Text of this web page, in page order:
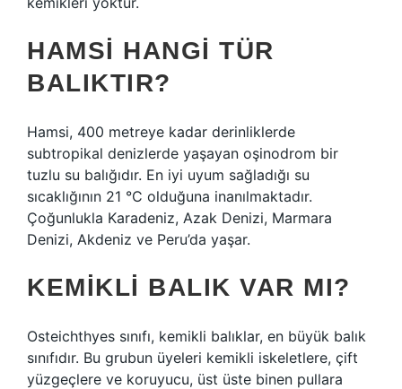
HAMSI HANGI TÜR
BALIKTIR?
Hamsi, 400 metreye kadar derinliklerde
subtropikal denizlerde yaşayan oşinodrom bir
tuzlu su balığıdır. En iyi uyum sağladığı su
sıcaklığının 21 °C olduğuna inanılmaktadır.
Çoğunlukla Karadeniz, Azak Denizi, Marmara
Denizi, Akdeniz ve Peru’da yaşar.
KEMIKLI BALIK VAR MI?
Osteichthyes sınıfı, kemikli balıklar, en büyük balık
sınıfıdır. Bu grubun üyeleri kemikli iskeletlere, çift
yüzgeçlere ve koruyucu, üst üste binen pullara